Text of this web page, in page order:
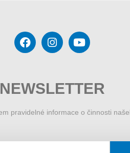
NEWSLETTER
pravidelné informace o činnosti